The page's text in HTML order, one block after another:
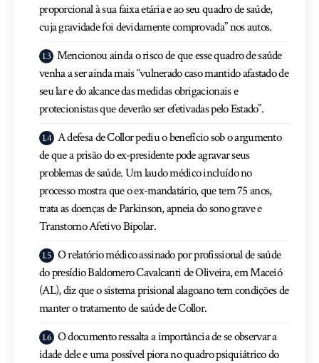
proporcional à sua faixa etária e ao seu quadro de saúde,
cuja gravidade foi devidamente comprovada” nos autos.
Mencionou ainda o risco de que esse quadro de saúde
venha a ser ainda mais “vulnerado caso mantido afastado de
seu lar e do alcance das medidas obrigacionais e
protecionistas que deverão ser efetivadas pelo Estado”.
A defesa de Collor pediu o benefício sob o argumento
de que a prisão do ex-presidente pode agravar seus
problemas de saúde. Um laudo médico incluído no
processo mostra que o ex-mandatário, que tem 75 anos,
trata as doenças de Parkinson, apneia do sono grave e
Transtorno Afetivo Bipolar.
O relatório médico assinado por profissional de saúde
do presídio Baldomero Cavalcanti de Oliveira, em Maceió
(AL), diz que o sistema prisional alagoano tem condições de
manter o tratamento de saúde de Collor.
O documento ressalta a importância de se observar a
idade dele e uma possível piora no quadro psiquiátrico do